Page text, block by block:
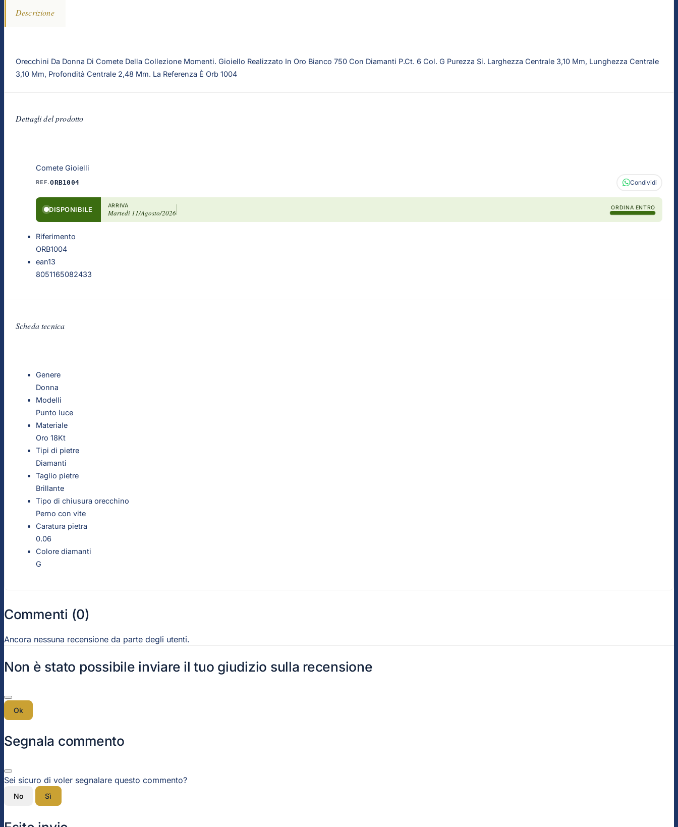
Descrizione
Orecchini Da Donna Di Comete Della Collezione Momenti. Gioiello Realizzato In Oro Bianco 750 Con Diamanti P.Ct. 6 Col. G Purezza Si. Larghezza Centrale 3,10 Mm, Lunghezza Centrale
3,10 Mm, Profondità Centrale 2,48 Mm. La Referenza È Orb 1004
Dettagli del prodotto
Comete Gioielli
REF.ORB1004 Condividi
DISPONIBILE ARRIVA
Martedì 11/Agosto/2026
ORDINA ENTRO
Riferimento
ORB1004
ean13
8051165082433
Scheda tecnica
Genere
Donna
Modelli
Punto luce
Materiale
Oro 18Kt
Tipi di pietre
Diamanti
Taglio pietre
Brillante
Tipo di chiusura orecchino
Perno con vite
Caratura pietra
0.06
Colore diamanti
G
Commenti (0)
Ancora nessuna recensione da parte degli utenti.
Non è stato possibile inviare il tuo giudizio sulla recensione
Ok
Segnala commento
Sei sicuro di voler segnalare questo commento?
No Sì